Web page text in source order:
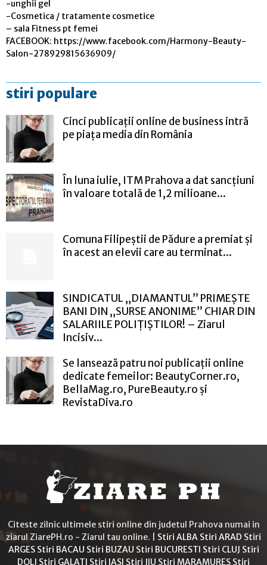
-unghii gel
-Cosmetica / tratamente cosmetice
– sala Fitness pt femei
FACEBOOK: https://www.facebook.com/Harmony-Beauty-
Salon-278929815636909/
stiri populare
Cinci publicații online de business intră
pe piața media din România
În luna iulie, ITM Prahova a dat sancțiuni
în valoare totală de 1,2 milioane...
Comuna Filipeștii de Pădure a premiat și
în acest an elevii care au terminat...
SINDICATUL „DIAMANTUL” PRIMEȘTE
BANI DIN „SURSE ANONIME” CHIAR DIN
SALARIILE POLIȚIȘTILOR! – Ziarul
Incisiv...
Se lansează patru noi publicații online
dedicate femeilor: BeautyCorner.ro,
BellaMag.ro, PureBeauty.ro și
RevistaDiva.ro
Citeste zilnic ultimele stiri online din judetul Prahova numai in
ziarul ZiarePH.ro - Ziarul tau online. | Stiri ALBA Stiri ARAD Stiri
ARGES Stiri BACAU Stiri BUZAU Stiri BUCURESTI Stiri CLUJ Stiri
DOLJ Stiri GALATI Stiri IASI Stiri JIU Stiri MARAMURES Stiri